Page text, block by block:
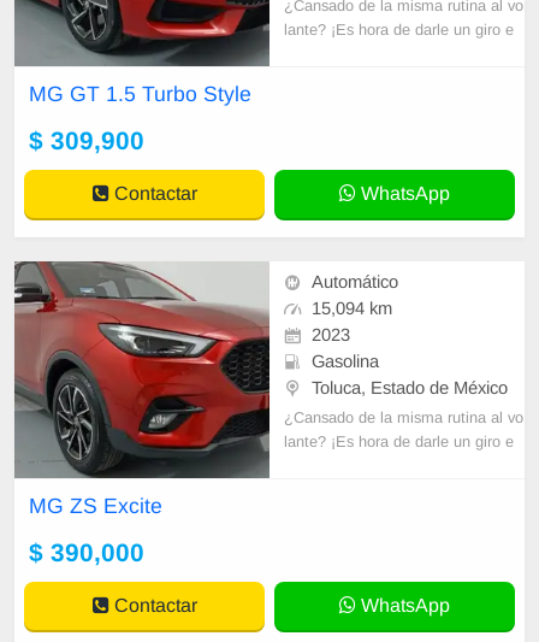
¿Cansado de la misma rutina al vo
lante? ¡Es hora de darle un giro e
MG GT 1.5 Turbo Style
$ 309,900
Contactar WhatsApp
Automático
15,094 km
2023
Gasolina
Toluca, Estado de México
¿Cansado de la misma rutina al vo
lante? ¡Es hora de darle un giro e
MG ZS Excite
$ 390,000
Contactar WhatsApp